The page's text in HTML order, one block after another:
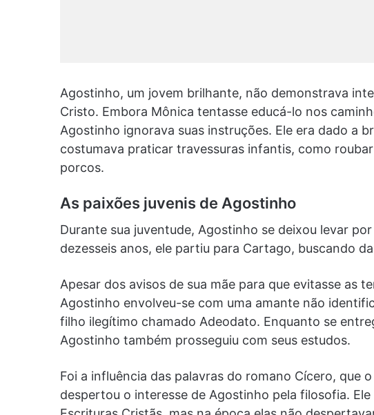
Agostinho, um jovem brilhante, não demonstrava
Cristo. Embora Mônica tentasse educá-lo nos
Agostinho ignorava suas instruções. Ele era dado a
costumava praticar travessuras infantis, como
porcos.
As paixões juvenis de Agostinho
Durante sua juventude, Agostinho se deixou levar
dezesseis anos, ele partiu para Cartago, buscando
Apesar dos avisos de sua mãe para que evitasse as
Agostinho envolveu-se com uma amante não
filho ilegítimo chamado Adeodato. Enquanto se
Agostinho também prosseguiu com seus estudos.
Foi a influência das palavras do romano Cícero, que
despertou o interesse de Agostinho pela filosofia.